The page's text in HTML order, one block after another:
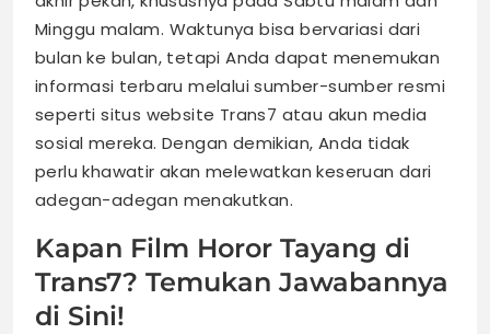
Minggu malam. Waktunya bisa bervariasi dari
bulan ke bulan, tetapi Anda dapat menemukan
informasi terbaru melalui sumber-sumber resmi
seperti situs website Trans7 atau akun media
sosial mereka. Dengan demikian, Anda tidak
perlu khawatir akan melewatkan keseruan dari
adegan-adegan menakutkan.
Kapan Film Horor Tayang di
Trans7? Temukan Jawabannya
di Sini!